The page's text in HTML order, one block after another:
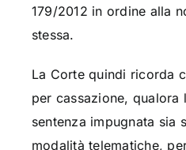
179/2012 in ordine alla
stessa.
La Corte quindi ricorda
per cassazione,
sentenza impugnata sia
modalità telematiche,